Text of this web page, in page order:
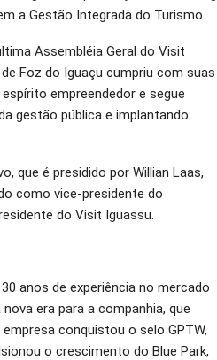
a Gestão Integrada do Turismo.
Assembléia Geral do Visit
Foz do Iguaçu cumpriu com suas
empreendedor e segue
gestão pública e implantando
que é presidido por Willian Laas,
como vice-presidente do
do Visit Iguassu.
anos de experiência no mercado
era para a companhia, que
conquistou o selo GPTW,
o crescimento do Blue Park,